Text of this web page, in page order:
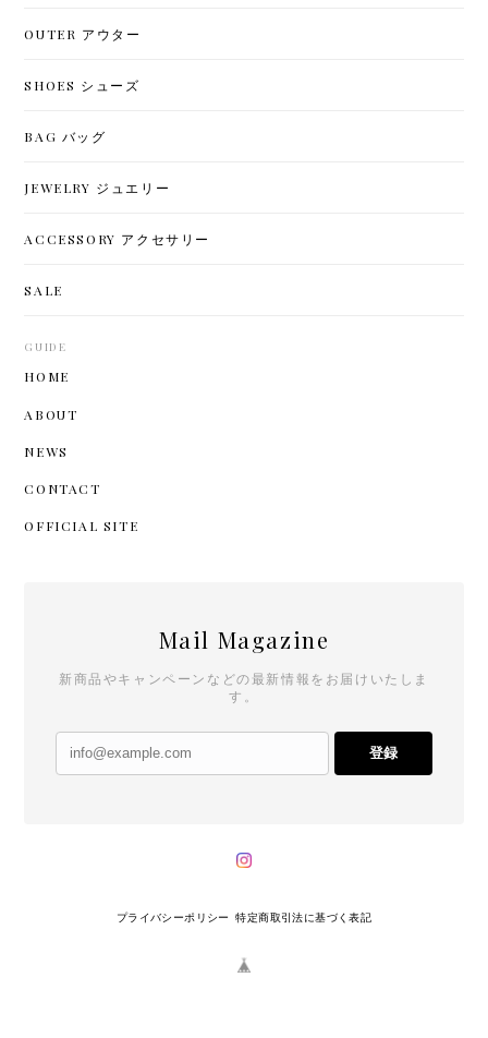
OUTER アウター
SHOES シューズ
BAG バッグ
JEWELRY ジュエリー
ACCESSORY アクセサリー
SALE
GUIDE
HOME
ABOUT
NEWS
CONTACT
OFFICIAL SITE
Mail Magazine
新商品やキャンペーンなどの最新情報をお届けいたしま
す。
登録
プライバシーポリシー 特定商取引法に基づく表記